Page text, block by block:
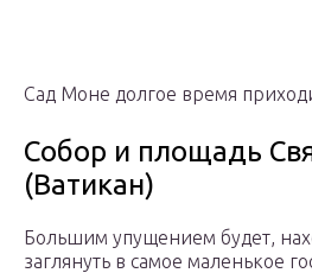
Сад Моне долгое время
Собор и площадь
(Ватикан)
Большим упущением будет,
заглянуть в самое маленькое